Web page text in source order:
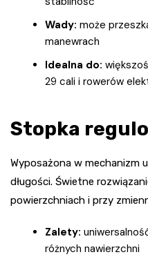
Wady: może
manewrach
Idealna do:
29 cali i rowerów
Stopka
Wyposażona w mechanizm
długości. Świetne
powierzchniach i przy
Zalety:
różnych nawierzchni